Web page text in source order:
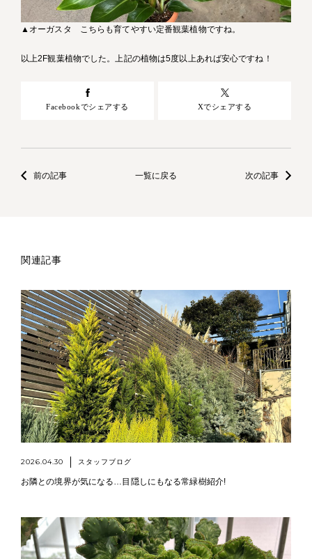
▲オーガスタ こちらも育てやすい定番観葉植物ですね。
以上2F観葉植物でした。上記の植物は5度以上あれば安心ですね！
Facebookでシェアする Xでシェアする
前の記事 一覧に戻る 次の記事
関連記事
2026.04.30 スタッフブログ
お隣との境界が気になる…目隠しにもなる常緑樹紹介!